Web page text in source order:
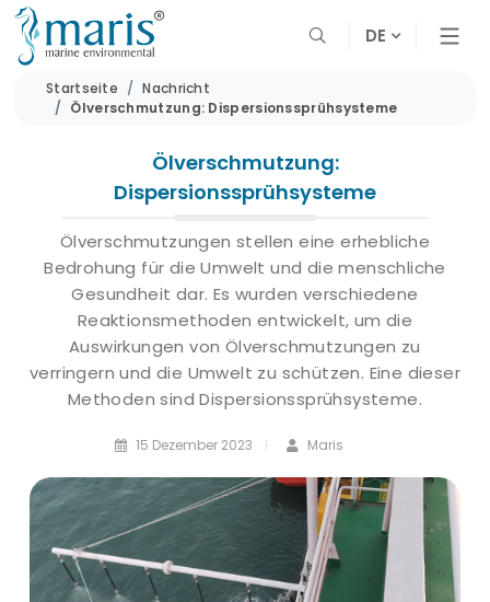
DE
Startseite
Nachricht
Ölverschmutzung: Dispersionssprühsysteme
Ölverschmutzung:
Dispersionssprühsysteme
Ölverschmutzungen stellen eine erhebliche
Bedrohung für die Umwelt und die menschliche
Gesundheit dar. Es wurden verschiedene
Reaktionsmethoden entwickelt, um die
Auswirkungen von Ölverschmutzungen zu
verringern und die Umwelt zu schützen. Eine dieser
Methoden sind Dispersionssprühsysteme.
15 Dezember 2023 Maris